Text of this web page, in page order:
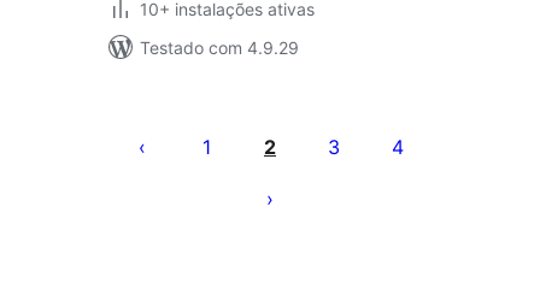
10+ instalações ativas
Testado com 4.9.29
pagination
1 2 3 4